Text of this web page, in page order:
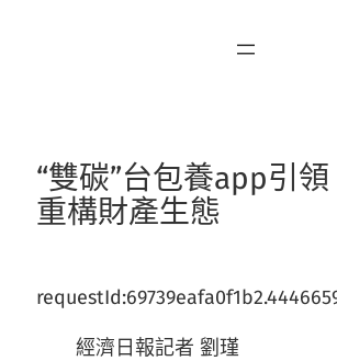
“雙碳”台包養app引
重構財產生態
經濟日報記者 劉瑾